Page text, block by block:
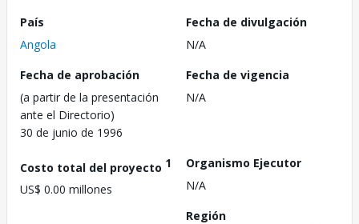
País
Angola
Fecha de divulgación
N/A
Fecha de aprobación
(a partir de la presentación
ante el Directorio)
30 de junio de 1996
Fecha de vigencia
N/A
Costo total del proyecto 1
US$ 0.00 millones
Organismo Ejecutor
N/A
Región